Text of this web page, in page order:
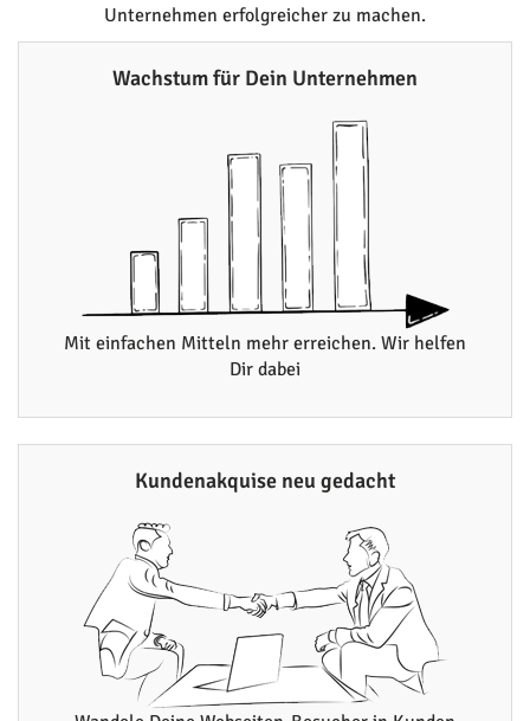
Unternehmen erfolgreicher zu machen.
Wachstum für Dein Unternehmen
Mit einfachen Mitteln mehr erreichen. Wir helfen
Dir dabei
Kundenakquise neu gedacht